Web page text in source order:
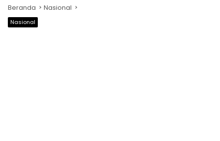
Beranda Nasional
Nasional